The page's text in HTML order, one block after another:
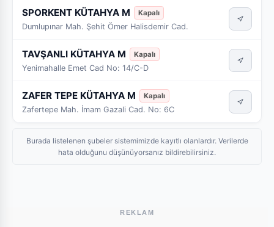
SPORKENT KÜTAHYA M Kapalı
Dumlupınar Mah. Şehit Ömer Halisdemir Cad.
TAVŞANLI KÜTAHYA M Kapalı
Yenimahalle Emet Cad No: 14/C-D
ZAFER TEPE KÜTAHYA M Kapalı
Zafertepe Mah. İmam Gazali Cad. No: 6C
Burada listelenen şubeler sistemimizde kayıtlı olanlardır. Verilerde
hata olduğunu düşünüyorsanız bildirebilirsiniz.
REKLAM